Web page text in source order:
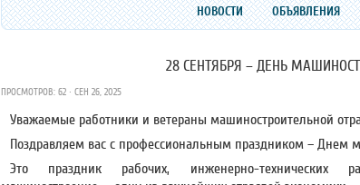
НОВОСТИ ОБЪЯВЛЕНИЯ
28 СЕНТЯБРЯ – ДЕНЬ
ПРОСМОТРОВ: 62 · СЕН 26, 2025
Уважаемые работники и ветераны машиностроительной
Поздравляем вас с профессиональным праздником – Днем
Это праздник рабочих, инженерно-технических